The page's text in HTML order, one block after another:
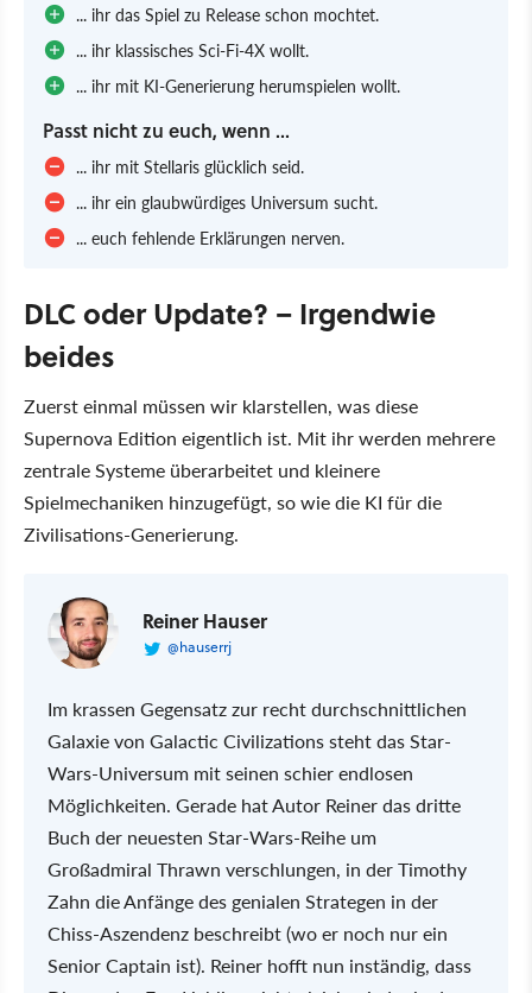
... ihr das Spiel zu Release schon mochtet.
... ihr klassisches Sci-Fi-4X wollt.
... ihr mit KI-Generierung herumspielen wollt.
Passt nicht zu euch, wenn ...
... ihr mit Stellaris glücklich seid.
... ihr ein glaubwürdiges Universum sucht.
... euch fehlende Erklärungen nerven.
DLC oder Update? – Irgendwie
beides
Zuerst einmal müssen wir klarstellen, was diese
Supernova Edition eigentlich ist. Mit ihr werden mehrere
zentrale Systeme überarbeitet und kleinere
Spielmechaniken hinzugefügt, so wie die KI für die
Zivilisations-Generierung.
Reiner Hauser
@hauserrj
Im krassen Gegensatz zur recht durchschnittlichen
Galaxie von Galactic Civilizations steht das Star-
Wars-Universum mit seinen schier endlosen
Möglichkeiten. Gerade hat Autor Reiner das dritte
Buch der neuesten Star-Wars-Reihe um
Großadmiral Thrawn verschlungen, in der Timothy
Zahn die Anfänge des genialen Strategen in der
Chiss-Aszendenz beschreibt (wo er noch nur ein
Senior Captain ist). Reiner hofft nun inständig, dass